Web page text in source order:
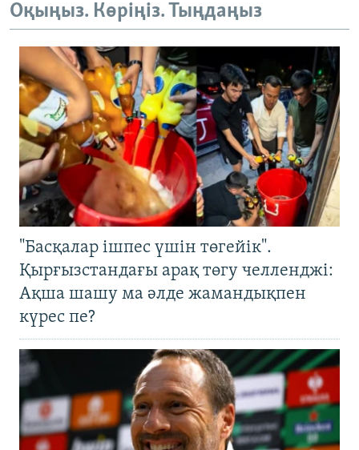
Оқыңыз. Көріңіз. Тыңдаңыз
"Басқалар ішпес үшін төгейік".
Қырғызстандағы арақ төгу челленджі:
Ақша шашу ма әлде жамандықпен
күрес пе?